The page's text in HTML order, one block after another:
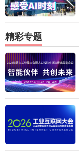
精彩专题